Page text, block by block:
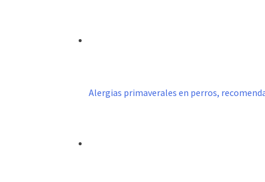
Alergias primaverales en perros,